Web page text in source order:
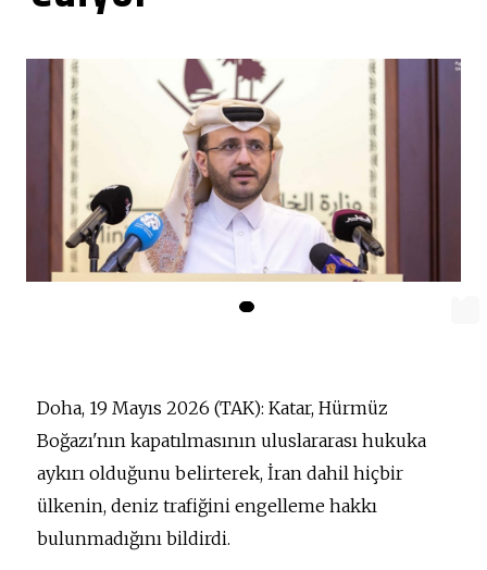
Doha, 19 Mayıs 2026 (TAK): Katar, Hürmüz
Boğazı'nın kapatılmasının uluslararası hukuka
aykırı olduğunu belirterek, İran dahil hiçbir
ülkenin, deniz trafiğini engelleme hakkı
bulunmadığını bildirdi.